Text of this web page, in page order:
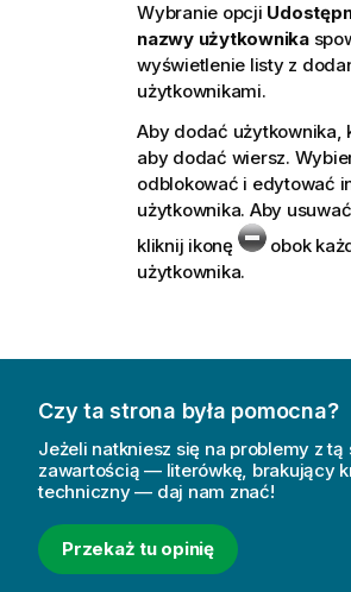
Wybranie opcji
nazwy użytkownika
wyświetlenie listy z
użytkownikami.
Aby dodać użytkownika,
aby dodać wiersz.
odblokować i edytować
użytkownika. Aby
kliknij ikonę
obok
użytkownika.
Czy ta strona była pomocna?
Jeżeli natkniesz się na problemy z tą
zawartością — literówkę, brakujący
techniczny — daj nam znać!
Przekaż tu opinię